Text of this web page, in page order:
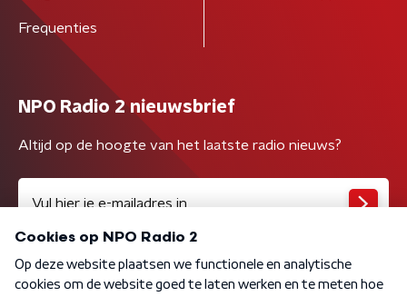
Frequenties
NPO Radio 2 nieuwsbrief
Altijd op de hoogte van het laatste radio nieuws?